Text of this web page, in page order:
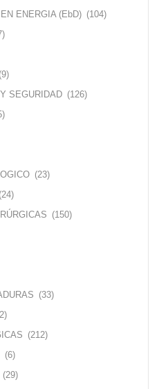
ENERGIA (EbD) (104)
(9)
SEGURIDAD (126)
(23)
(24)
(150)
(33)
(212)
(6)
(29)